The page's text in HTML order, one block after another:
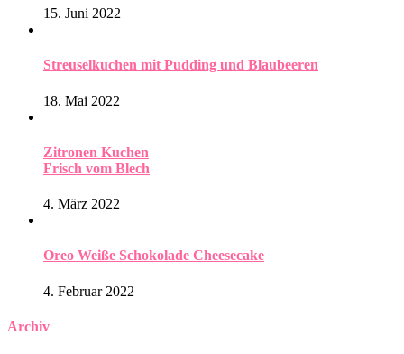
15. Juni 2022
Streuselkuchen mit Pudding und Blaubeeren
18. Mai 2022
Zitronen Kuchen
Frisch vom Blech
4. März 2022
Oreo Weiße Schokolade Cheesecake
4. Februar 2022
Archiv